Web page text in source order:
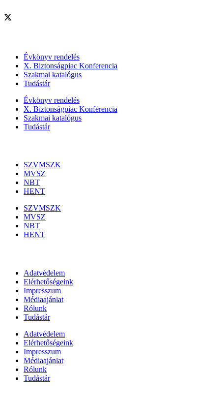
Évkönyv rendelés
X. Biztonságpiac Konferencia
Szakmai katalógus
Tudástár
Évkönyv rendelés
X. Biztonságpiac Konferencia
Szakmai katalógus
Tudástár
SZVMSZK
MVSZ
NBT
HENT
SZVMSZK
MVSZ
NBT
HENT
Adatvédelem
Elérhetőségeink
Impresszum
Médiaajánlat
Rólunk
Tudástár
Adatvédelem
Elérhetőségeink
Impresszum
Médiaajánlat
Rólunk
Tudástár